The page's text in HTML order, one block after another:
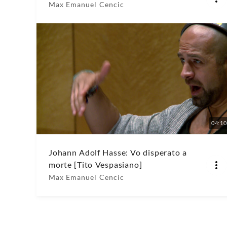
Max Emanuel Cencic
04:10
Johann Adolf Hasse: Vo disperato a
morte [Tito Vespasiano]
Max Emanuel Cencic